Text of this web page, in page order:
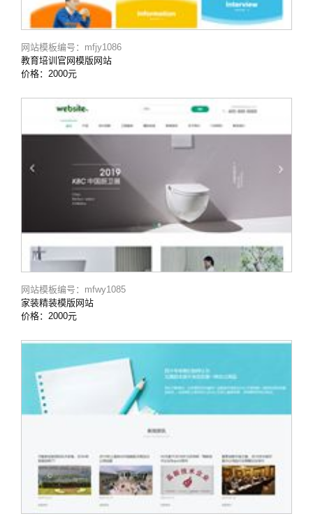
网站模板编号：mfjy1086
教育培训官网模版网站
价格：2000元
网站模板编号：mfwy1085
家装精装模版网站
价格：2000元